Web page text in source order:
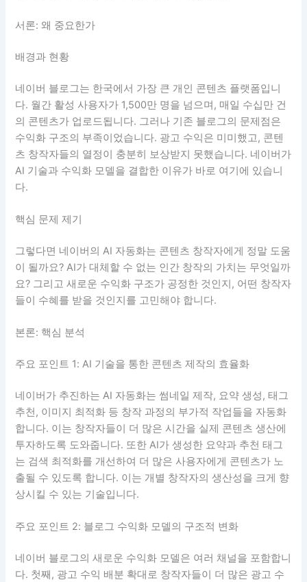
서론: 왜 중요한가
배경과 현황
네이버 블로그는 한국에서 가장 큰 개인 콘텐츠 플랫폼입니
다. 월간 활성 사용자가 1,500만 명을 넘으며, 매일 수십만 건
의 콘텐츠가 업로드됩니다. 그러나 기존 블로그의 문제점은
수익화 구조의 부족이었습니다. 광고 수익은 미미했고, 콘텐
츠 창작자들의 열정이 충분히 보상받지 못했습니다. 네이버가
AI 기술과 수익화 모델을 결합한 이유가 바로 여기에 있습니
다.
핵심 문제 제기
그렇다면 네이버의 AI 자동화는 콘텐츠 창작자에게 정말 도움
이 될까요? AI가 대체할 수 없는 인간 창작의 가치는 무엇일까
요? 그리고 새로운 수익화 구조가 공정한 것인지, 어떤 창작자
들이 수혜를 받을 것인지를 고민해야 합니다.
본론: 핵심 분석
주요 포인트 1: AI 기술을 통한 콘텐츠 제작의 효율화
네이버가 추진하는 AI 자동화는 썸네일 제작, 요약 생성, 태그
추천, 이미지 최적화 등 창작 과정의 부가적 작업들을 자동화
합니다. 이는 창작자들이 더 많은 시간을 실제 콘텐츠 생산에
투자하도록 도와줍니다. 또한 AI가 생성한 요약과 추천 태그
는 검색 최적화를 개선하여 더 많은 사용자에게 콘텐츠가 노
출될 수 있도록 합니다. 이는 개별 창작자의 생산성을 크게 향
상시킬 수 있는 기술입니다.
주요 포인트 2: 블로그 수익화 모델의 구조적 변화
네이버 블로그의 새로운 수익화 모델은 여러 채널을 포함합니
다. 첫째, 광고 수익 배분 확대로 창작자들이 더 많은 광고 수